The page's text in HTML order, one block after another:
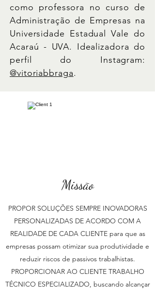
Missão
PROPOR SOLUÇÕES SEMPRE INOVADORAS
PERSONALIZADAS DE ACORDO COM A
REALIDADE DE CADA CLIENTE para que as
empresas possam otimizar sua produtividade e
reduzir riscos de passivos trabalhistas.
PROPORCIONAR AO CLIENTE TRABALHO
TÉCNICO ESPECIALIZADO, buscando alcançar
como professora no curso de
Administração de Empresas na
Universidade Estadual Vale do
Acaraú - UVA. Idealizadora do
perfil do Instagram:
@vitoriabbraga.